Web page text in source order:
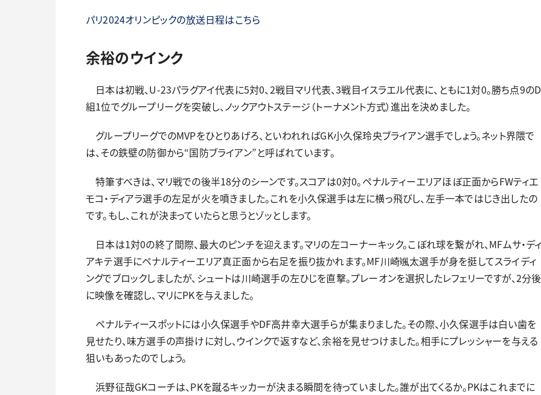
パリ2024オリンピックの放送日程はこちら
余裕のウインク
日本は初戦、U-23パラグアイ代表に5対0、2戦目マリ代表、3戦目イスラエル代表に、ともに1対0。勝ち点9のD
組1位でグループリーグを突破し、ノックアウトステージ（トーナメント方式）進出を決めました。
グループリーグでのMVPをひとりあげろ、といわれればGK小久保玲央ブライアン選手でしょう。ネット界隈で
は、その鉄壁の防御から“国防ブライアン”と呼ばれています。
特筆すべきは、マリ戦での後半18分のシーンです。スコアは0対0。ペナルティーエリアほぼ正面からFWティエ
モコ・ディアラ選手の左足が火を噴きました。これを小久保選手は左に横っ飛びし、左手一本ではじき出したの
です。もし、これが決まっていたらと思うとゾッとします。
日本は1対0の終了間際、最大のピンチを迎えます。マリの左コーナーキック。こぼれ球を繋がれ、MFムサ・デ
アキテ選手にペナルティーエリア真正面から右足を振り抜かれます。MF川崎颯太選手が身を挺してスライディ
ングでブロックしましたが、シュートは川崎選手の左ひじを直撃。プレーオンを選択したレフェリーですが、2分後
に映像を確認し、マリにPKを与えました。
ペナルティースポットには小久保選手やDF高井幸大選手らが集まりました。その際、小久保選手は白い歯を
見せたり、味方選手の声掛けに対し、ウインクで返すなど、余裕を見せつけました。相手にプレッシャーを与える
狙いもあったのでしょう。
浜野征哉GKコーチは、PKを蹴るキッカーが決まる瞬間を待っていました。誰が出てくるか。PKはこれまでに